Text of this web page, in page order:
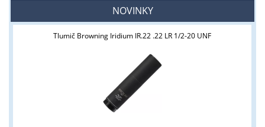
NOVINKY
Tlumič Browning Iridium IR.22 .22 LR 1/2-20 UNF